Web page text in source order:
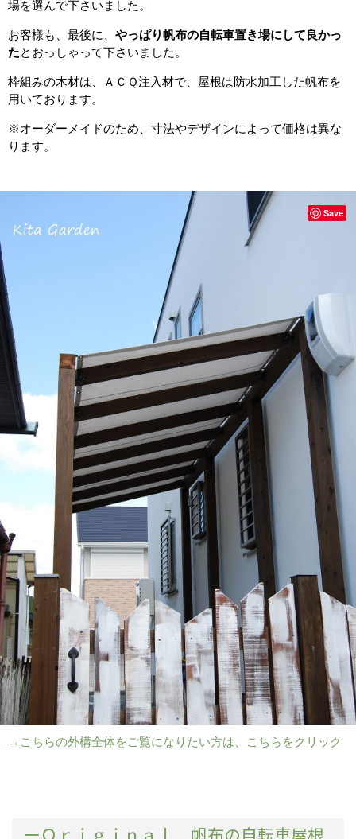
場を選んで下さいました。
お客様も、最後に、 やっぱり帆布の自転車置き場にして良かっ
たとおっしゃって下さいました。
枠組みの木材は、ＡＣＱ注入材で、屋根は防水加工した帆布を
用いております。
※オーダーメイドのため、寸法やデザインによって価格は異な
ります。
→こちらの外構全体をご覧になりたい方は、こちらをクリック
Save
ーＯｒｉｇｉｎａｌ 帆布の自転車屋根